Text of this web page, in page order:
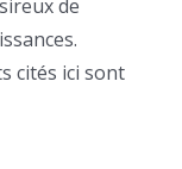
de
cités ici sont